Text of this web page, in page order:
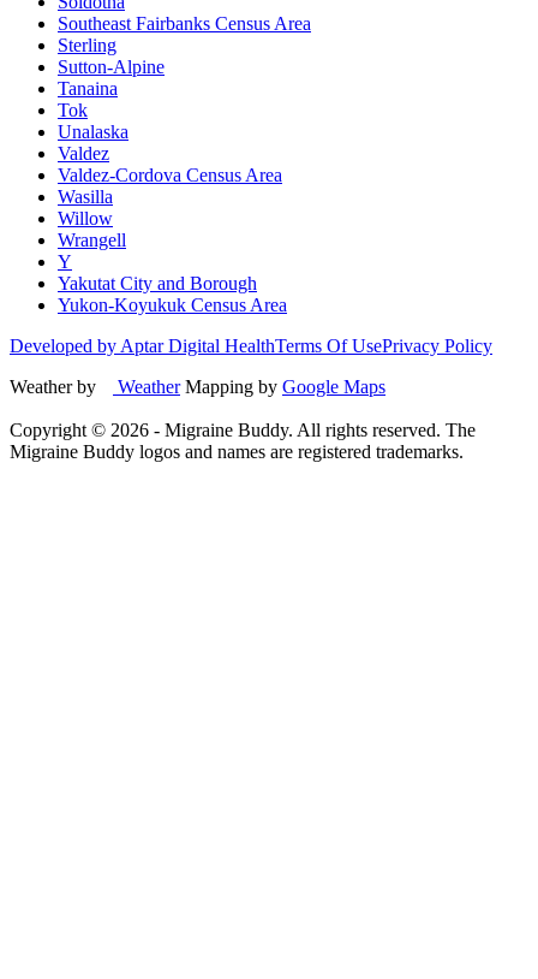
Southeast Fairbanks Census Area
Sterling
Sutton-Alpine
Tanaina
Tok
Unalaska
Valdez
Valdez-Cordova Census Area
Wasilla
Willow
Wrangell
Y
Yakutat City and Borough
Yukon-Koyukuk Census Area
Developed by Aptar Digital HealthTerms Of UsePrivacy Policy
Weather by
WeatherMapping by Google Maps
Copyright © 2026 - Migraine Buddy. All rights reserved. The
Migraine Buddy logos and names are registered trademarks.